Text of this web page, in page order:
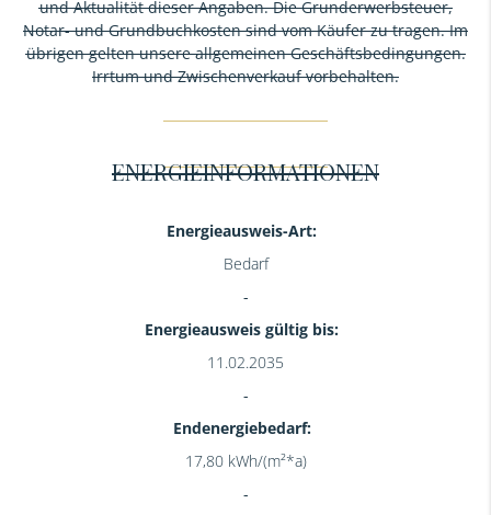
und Aktualität dieser Angaben. Die Grunderwerbsteuer,
Notar- und Grundbuchkosten sind vom Käufer zu tragen. Im
übrigen gelten unsere allgemeinen Geschäftsbedingungen.
Irrtum und Zwischenverkauf vorbehalten.
ENERGIEINFORMATIONEN
Energieausweis-Art:
Bedarf
Energieausweis gültig bis:
11.02.2035
Endenergiebedarf:
17,80 kWh/(m²*a)